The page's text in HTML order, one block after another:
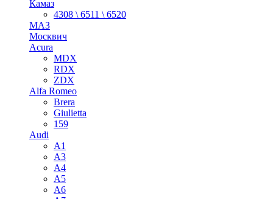
Камаз
4308 \ 6511 \ 6520
МАЗ
Москвич
Acura
MDX
RDX
ZDX
Alfa Romeo
Brera
Giulietta
159
Audi
A1
A3
A4
A5
A6